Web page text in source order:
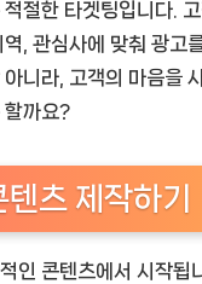
절한 타겟팅입니다.
, 관심사에 맞춰 광고
니라, 고객의 마음을
할까요?
츠 제작하기
인 콘텐츠에서 시작